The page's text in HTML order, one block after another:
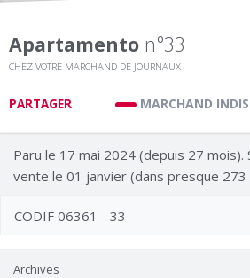
Apartamento n°33
CHEZ VOTRE MARCHAND DE JOURNAUX
PARTAGER MARCHAND
Paru le 17 mai 2024 (depuis 27 mois).
vente le 01 janvier (dans presque 273
CODIF 06361 - 33
Archives